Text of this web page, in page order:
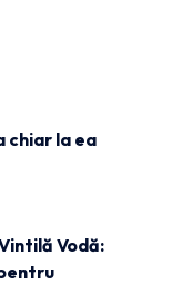
chiar la ea
Vodă: